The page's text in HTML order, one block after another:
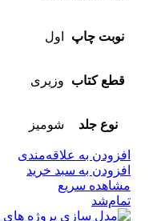
نوبت چاپ اول
قطع کتاب وزیری
نوع جلد شومیز
افزودن به علاقه‌مندی
افزودن به سبد خرید
مشاهده سریع
تمام‌شد